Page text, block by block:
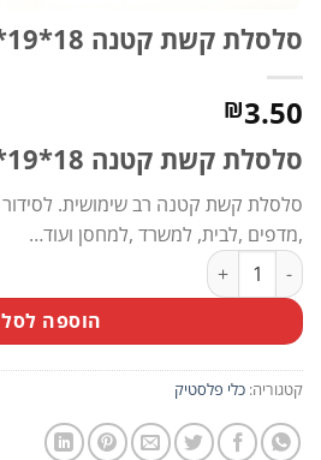
סלסלת קשת קטנה 18*19*28 ס"מ
₪3.50
סלסלת קשת קטנה 18*19*28 ס"מ
סלסלת קשת קטנה רב שימושית. לסידור
,מדפים ,לבית, למשרד ,למחסן ועוד…
כמות של סלסלת קשת קטנה 18*19*28 ס"מ
הוספה לסל
קטגוריה: כלי פלסטיק